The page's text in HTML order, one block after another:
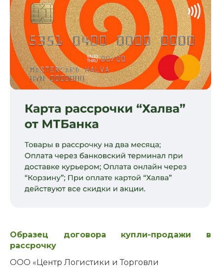
Образец договора купли-продажи в
рассрочку
ООО «Центр Логистики и Торговли